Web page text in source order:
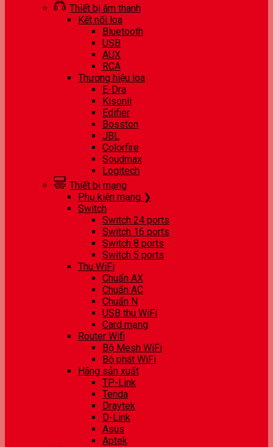
Thiết bị âm thanh
Kết nối loa
Bluetooth
USB
AUX
RCA
Thương hiệu loa
E-Dra
Kisonli
Edifier
Bosston
JBL
Colorfire
Soudmax
Logitech
Thiết bị mạng
Phụ kiện mạng ❯
Switch
Switch 24 ports
Switch 16 ports
Switch 8 ports
Switch 5 ports
Thu WiFi
Chuẩn AX
Chuẩn AC
Chuẩn N
USB thu WiFi
Card mạng
Router Wifi
Bộ Mesh WiFi
Bộ phát WiFi
Hãng sản xuất
TP-Link
Tenda
Draytek
D-Link
Asus
Aptek